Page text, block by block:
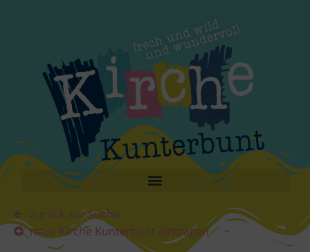
zurück zur Suche
neue Kirche Kunterbunt eintragen